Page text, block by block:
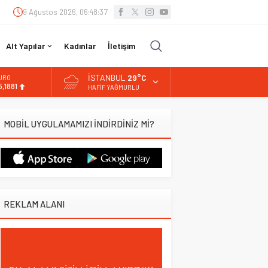
9 Ağustos 2026, 06:48:38
Alt Yapılar Kadınlar İletişim
İSTANBUL 29°C
HAFIF YAĞMURLU
MOBİL UYGULAMAMIZI İNDİRDİNİZ Mİ?
REKLAM ALANI